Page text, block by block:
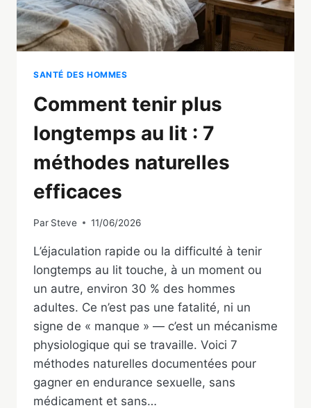
SANTÉ DES HOMMES
Comment tenir plus
longtemps au lit : 7
méthodes naturelles
efficaces
Par Steve 11/06/2026
L’éjaculation rapide ou la difficulté à tenir
longtemps au lit touche, à un moment ou
un autre, environ 30 % des hommes
adultes. Ce n’est pas une fatalité, ni un
signe de « manque » — c’est un mécanisme
physiologique qui se travaille. Voici 7
méthodes naturelles documentées pour
gagner en endurance sexuelle, sans
médicament et sans…